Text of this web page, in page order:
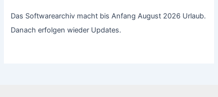
Das Softwarearchiv macht bis Anfang August 2026 Urlaub.
Danach erfolgen wieder Updates.